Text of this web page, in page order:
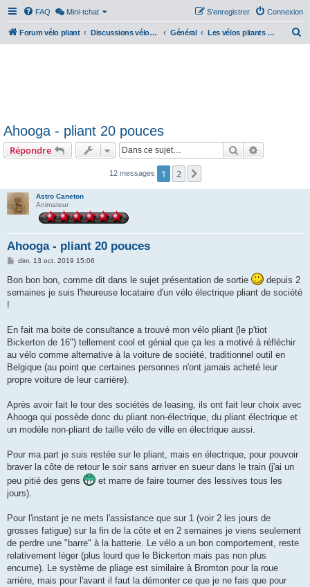
FAQ Mini-tchat Connexion
S’enregistrer
Forum vélo pliant Discussions vélos pliants Général Les vélos pliants électriques
Ahooga - pliant 20 pouces
Répondre Rechercher
12 messages 1 2
Astro Caneton
Animateur
Ahooga - pliant 20 pouces
M
s
a
dim. 13 oct. 2019 15:06
Bon bon bon, comme dit dans le sujet présentation de sortie
depuis 2
semaines je suis l'heureuse locataire d'un vélo électrique pliant de société
!
En fait ma boite de consultance a trouvé mon vélo pliant (le p'tiot
Bickerton de 16") tellement cool et génial que ça les a motivé à réfléchir
au vélo comme alternative à la voiture de société, traditionnel outil en
Belgique (au point que certaines personnes n'ont jamais acheté leur
propre voiture de leur carrière).
Après avoir fait le tour des sociétés de leasing, ils ont fait leur choix avec
Ahooga qui possède donc du pliant non-électrique, du pliant électrique et
un modèle non-pliant de taille vélo de ville en électrique aussi.
Pour ma part je suis restée sur le pliant, mais en électrique, pour pouvoir
braver la côte de retour le soir sans arriver en sueur dans le train (j'ai un
peu pitié des gens
et marre de faire tourner des lessives tous les
jours).
Pour l'instant je ne mets l'assistance que sur 1 (voir 2 les jours de
grosses fatigue) sur la fin de la côte et en 2 semaines je viens seulement
de perdre une "barre" à la batterie. Le vélo a un bon comportement, reste
relativement léger (plus lourd que le Bickerton mais pas non plus
encume). Le système de pliage est similaire à Bromton pour la roue
arrière, mais pour l'avant il faut la démonter ce que je ne fais que pour